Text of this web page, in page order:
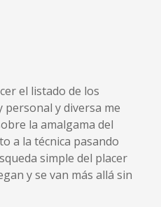
el listado de los
personal y diversa me
la amalgama del
a la técnica pasando
simple del placer
y se van más allá sin